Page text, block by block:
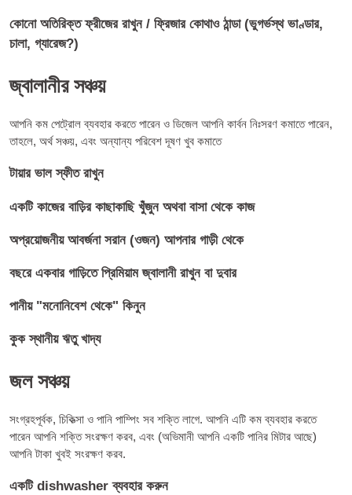
কোনো অতিরিক্ত ফ্রীজের রাখুন / ফ্রিজার কোথাও ঠান্ডা (ভুগর্ভস্থ ভাণ্ডার,
চালা, গ্যারেজ?)
জ্বালানীর সঞ্চয়
আপনি কম পেট্রোল ব্যবহার করতে পারেন ও ডিজেল আপনি কার্বন নিঃসরণ কমাতে পারেন,
তাহলে, অর্থ সঞ্চয়, এবং অন্যান্য পরিবেশ দূষণ খুব কমাতে
টায়ার ভাল স্ফীত রাখুন
একটি কাজের বাড়ির কাছাকাছি খুঁজুন অথবা বাসা থেকে কাজ
অপ্রয়োজনীয় আবর্জনা সরান (ওজন) আপনার গাড়ী থেকে
বছরে একবার গাড়িতে প্রিমিয়াম জ্বালানী রাখুন বা দুবার
পানীয় "মনোনিবেশ থেকে" কিনুন
কুক স্থানীয় ঋতু খাদ্য
জল সঞ্চয়
সংগ্রহপূর্বক, চিকিত্সা ও পানি পাম্পিং সব শক্তি লাগে. আপনি এটি কম ব্যবহার করতে
পারেন আপনি শক্তি সংরক্ষণ করব, এবং (অভিমানী আপনি একটি পানির মিটার আছে)
আপনি টাকা খুবই সংরক্ষণ করব.
একটি dishwasher ব্যবহার করুন